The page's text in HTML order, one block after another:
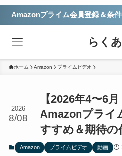
Amazonプライム会員登録＆条
らく
ホーム Amazon プライムビデオ
【2026年4〜6
Amazonプライ
すすめ＆期待の
2026
8/08
Amazon プライムビデオ 動画